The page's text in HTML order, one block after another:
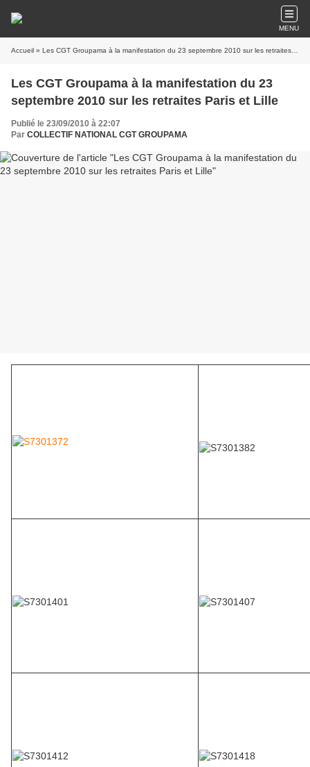
MENU
Accueil » Les CGT Groupama à la manifestation du 23 septembre 2010 sur les retraites Paris et Lille
Les CGT Groupama à la manifestation du 23
septembre 2010 sur les retraites Paris et Lille
Publié le 23/09/2010 à 22:07
Par COLLECTIF NATIONAL CGT GROUPAMA